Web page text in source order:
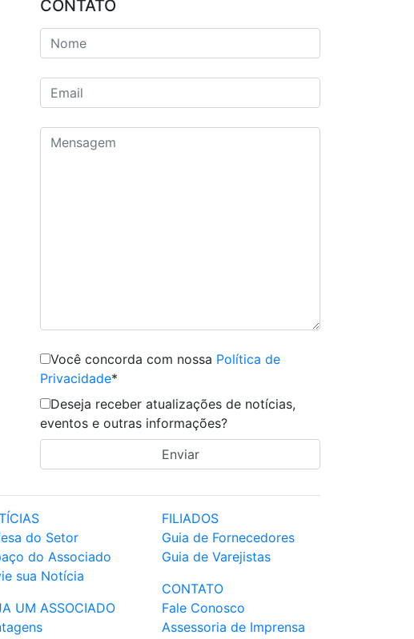
CONTATO
Você concorda com nossa Política de
Privacidade*
Deseja receber atualizações de notícias,
eventos e outras informações?
do Setor
do Associado
sua Notícia
UM ASSOCIADO
FILIADOS
Guia de Fornecedores
Guia de Varejistas
CONTATO
Fale Conosco
Assessoria de Imprensa